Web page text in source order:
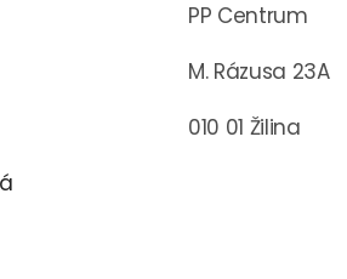
PP Centrum
M. Rázusa 23A
010 01 Žilina